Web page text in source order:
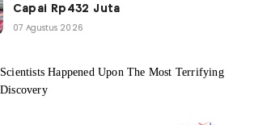
Capai Rp432 Juta
07 Agustus 2026